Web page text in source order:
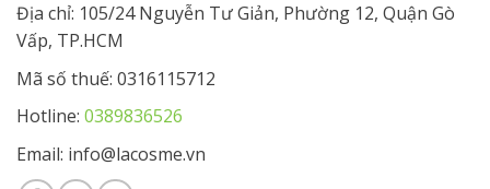
Địa chỉ: 105/24 Nguyễn Tư Giản, Phường 12, Quận Gò
Vấp, TP.HCM
Mã số thuế: 0316115712
Hotline: 0389836526
Email: info@lacosme.vn